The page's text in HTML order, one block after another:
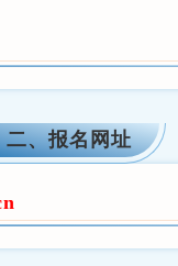
二、报名网址